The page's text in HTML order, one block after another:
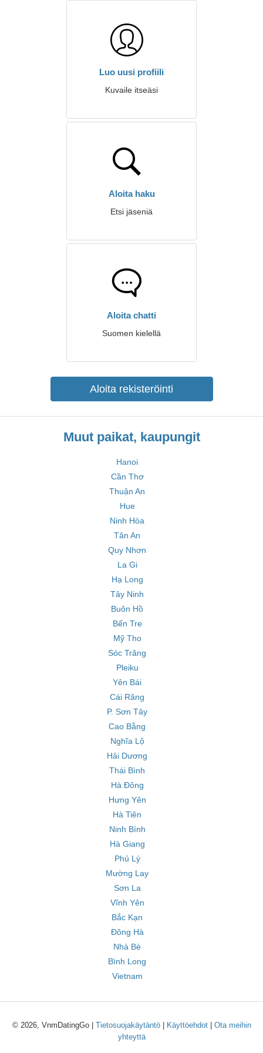
Luo uusi profiili
Kuvaile itseäsi
Aloita haku
Etsi jäseniä
Aloita chatti
Suomen kielellä
Aloita rekisteröinti
Muut paikat, kaupungit
Hanoi
Cần Thơ
Thuận An
Hue
Ninh Hòa
Tân An
Quy Nhơn
La Gi
Hạ Long
Tây Ninh
Buôn Hồ
Bến Tre
Mỹ Tho
Sóc Trăng
Pleiku
Yên Bái
Cái Răng
P. Sơn Tây
Cao Bằng
Nghĩa Lộ
Hải Dương
Thái Bình
Hà Đông
Hưng Yên
Hà Tiên
Ninh Bình
Hà Giang
Phủ Lý
Mường Lay
Sơn La
Vĩnh Yên
Bắc Kạn
Đông Hà
Nhà Bè
Bình Long
Vietnam
© 2026, VnmDatingGo | Tietosuojakäytäntö| Käyttöehdot| Ota meihin
yhteyttä